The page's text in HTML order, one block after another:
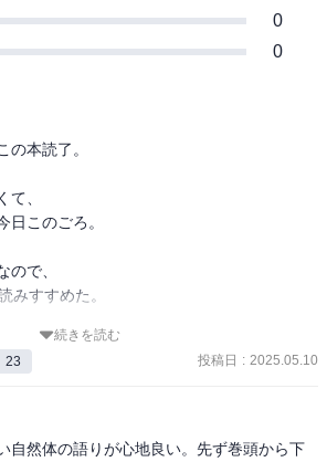
加筆＆推敲を施し、さらに秘蔵カットも掲
が「言葉」として残しておきたかったテーマ
天衣無縫に書き尽くした全432ページ、永久
0
0
の本読了。
て、
日このごろ。
ので、
みすすめた。
、
れる本だった(⁠◍⁠•⁠ᴗ⁠•⁠◍⁠)
続きを読む
23 投稿日 : 2025.05.10
自然体の語りが心地良い。先ず巻頭から下